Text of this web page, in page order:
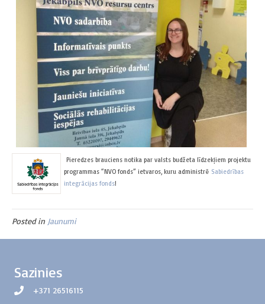
Pieredzes brauciens notika par valsts budžeta līdzekļiem projektu
programmas “NVO fonds” ietvaros, kuru administrē Sabiedrības
integrācijas fonds!
Posted in Jaunumi
Sazinies
+371 26516115